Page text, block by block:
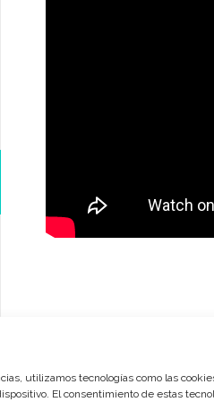
utilizamos tecnologías como las
El consentimiento de estas